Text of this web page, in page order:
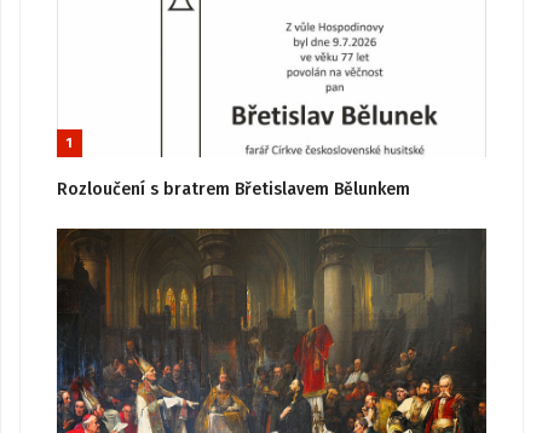
1
Rozloučení s bratrem Břetislavem Bělunkem